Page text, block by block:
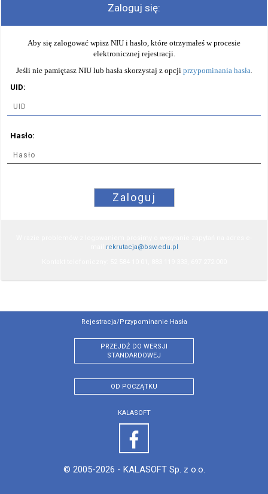
Zaloguj się:
Aby się zalogować wpisz NIU i hasło, które otrzymałeś w procesie
elektronicznej rejestracji.
Jeśli nie pamiętasz NIU lub hasła skorzystaj z opcji przypominania hasła.
UID:
Hasło:
Zaloguj
rekrutacja@bsw.edu.pl
Rejestracja/przypominanie Hasła
PRZEJDŹ DO WERSJI
STANDARDOWEJ
OD POCZĄTKU
KALASOFT
© 2005-2026 - KALASOFT Sp. z o.o.